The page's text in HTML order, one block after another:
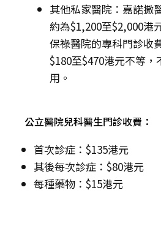
其他私家醫院：嘉諾撒
約為$1,200至$2,000港
保祿醫院的專科門診收
$180至$470港元不等
用。
公立醫院兒科醫生門診收費：
首次診症：$135港元
其後每次診症：$80港元
每種藥物：$15港元